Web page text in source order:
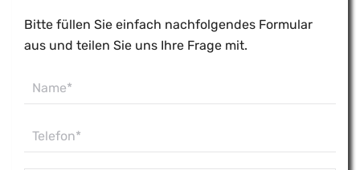
Bitte füllen Sie einfach nachfolgendes Formular
aus und teilen Sie uns Ihre Frage mit.